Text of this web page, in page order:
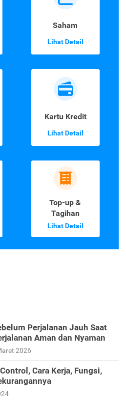
Saham
Lihat Detail
Kartu Kredit
Lihat Detail
Top-up &
Tagihan
Lihat Detail
Perjalanan Jauh Saat
Aman dan Nyaman
2026
Cara Kerja, Fungsi,